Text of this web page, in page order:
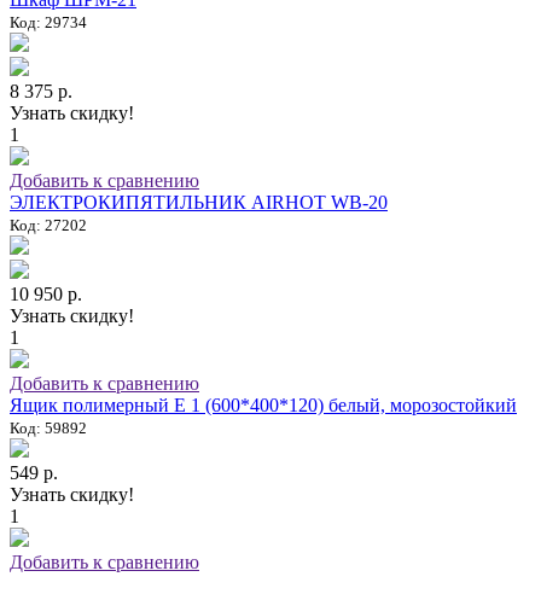
Код: 29734
8 375 р.
Узнать скидку!
1
Добавить к сравнению
ЭЛЕКТРОКИПЯТИЛЬНИК AIRHOT WB-20
Код: 27202
10 950 р.
Узнать скидку!
1
Добавить к сравнению
Ящик полимерный E 1 (600*400*120) белый, морозостойкий
Код: 59892
549 р.
Узнать скидку!
1
Добавить к сравнению